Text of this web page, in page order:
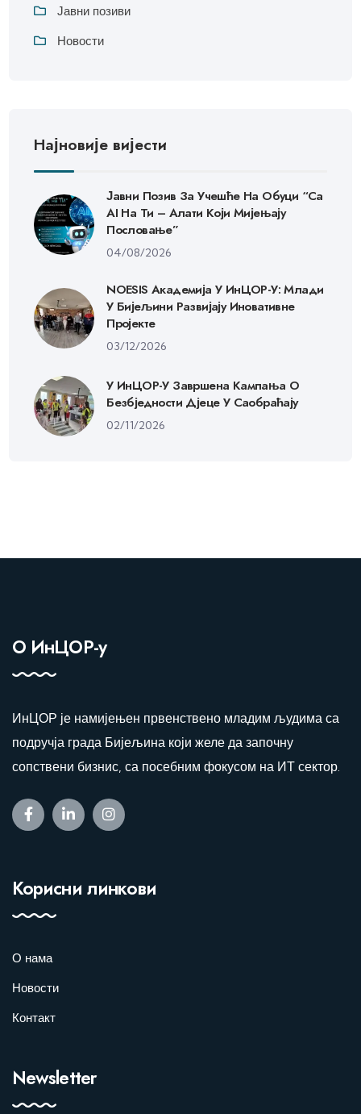
Јавни позиви
Новости
Најновије вијести
Јавни Позив За Учешће На Обуци “Са
AI На Ти – Алати Који Мијењају
Пословање”
04/08/2026
NOESIS Академија У ИнЦОР-У: Млади
У Бијељини Развијају Иновативне
Пројекте
03/12/2026
У ИнЦОР-У Завршена Кампања О
Безбједности Дјеце У Саобраћају
02/11/2026
О ИнЦОР-у
ИнЦОР је намијењен првенствено младим људима са
подручја града Бијељина који желе да започну
сопствени бизнис, са посебним фокусом на ИТ сектор.
Корисни линкови
О нама
Новости
Контакт
Newsletter